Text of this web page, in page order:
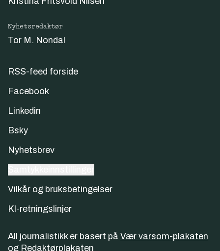
Nyhetsredaktør
Tor M. Nondal
RSS-feed forside
Facebook
Linkedin
Bsky
Nyhetsbrev
Vilkår og bruksbetingelser
KI-retningslinjer
All journalistikk er basert på Vær varsom-plakaten
og Redaktørplakaten